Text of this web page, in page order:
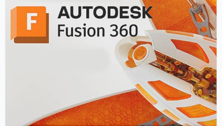
1126106623
روابط مهمة
تواصل معنا
+966560492549
+966560492549